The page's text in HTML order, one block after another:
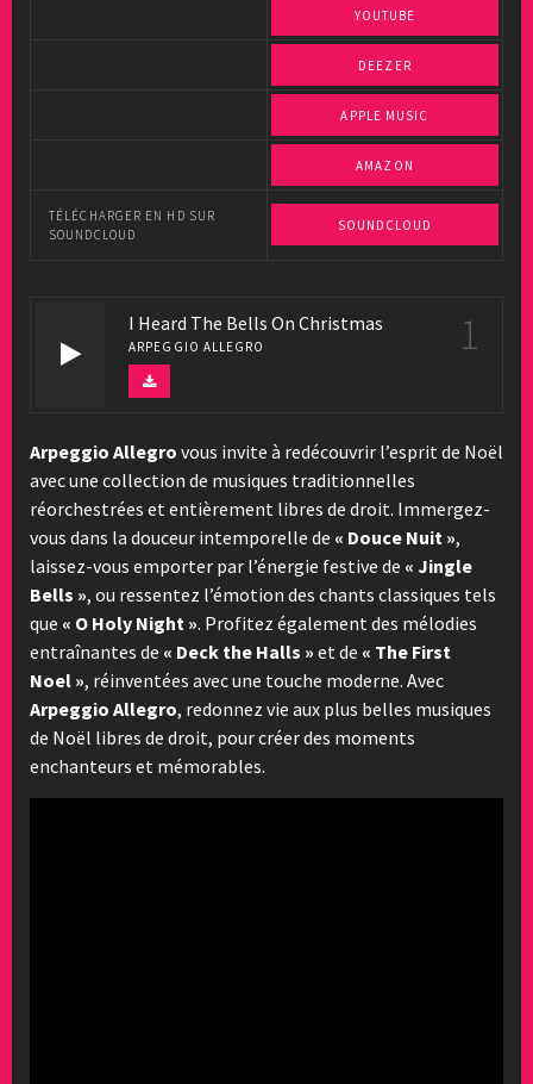
YOUTUBE
DEEZER
APPLE MUSIC
AMAZON
TÉLÉCHARGER EN HD SUR
SOUNDCLOUD
SOUNDCLOUD
I Heard The Bells On Christmas
ARPEGGIO ALLEGRO 1
Arpeggio Allegro vous invite à redécouvrir l’esprit de Noël
avec une collection de musiques traditionnelles
réorchestrées et entièrement libres de droit. Immergez-
vous dans la douceur intemporelle de « Douce Nuit »,
laissez-vous emporter par l’énergie festive de « Jingle
Bells », ou ressentez l’émotion des chants classiques tels
que « O Holy Night ». Profitez également des mélodies
entraînantes de « Deck the Halls » et de « The First
Noel », réinventées avec une touche moderne. Avec
Arpeggio Allegro, redonnez vie aux plus belles musiques
de Noël libres de droit, pour créer des moments
enchanteurs et mémorables.